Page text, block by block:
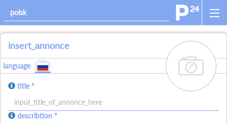
insert_annonce
add_images
language
title *
allowed_signs: allowed_all_charakters
describtion *